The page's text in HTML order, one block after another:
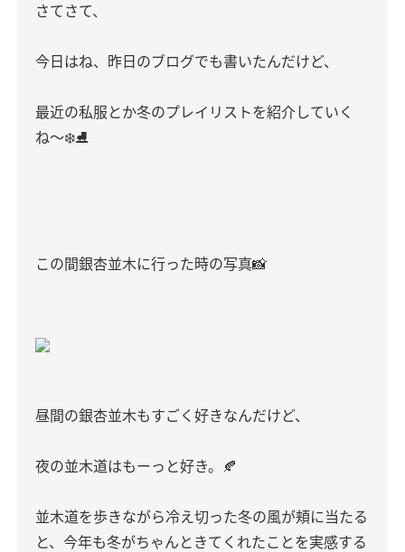
さてさて、
今日はね、昨日のブログでも書いたんだけど、
最近の私服とか冬のプレイリストを紹介していく
ね〜❄️⛸️
この間銀杏並木に行った時の写真📸
昼間の銀杏並木もすごく好きなんだけど、
夜の並木道はもーっと好き。🍂
並木道を歩きながら冷え切った冬の風が頬に当たる
と、今年も冬がちゃんときてくれたことを実感する